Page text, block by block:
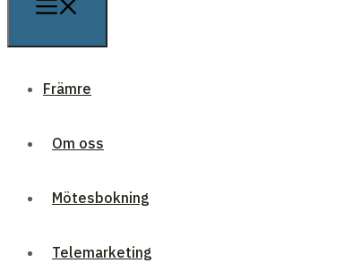
Främre
Om oss
Mötesbokning
Telemarketing